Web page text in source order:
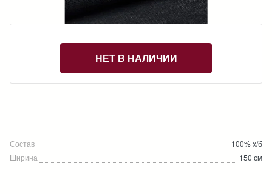
НЕТ В НАЛИЧИИ
Состав
100% х/б
Ширина
150 см